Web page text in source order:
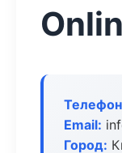
Email:
Город: